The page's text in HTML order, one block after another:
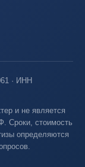
· ИНН
и не является
Сроки, стоимость
определяются